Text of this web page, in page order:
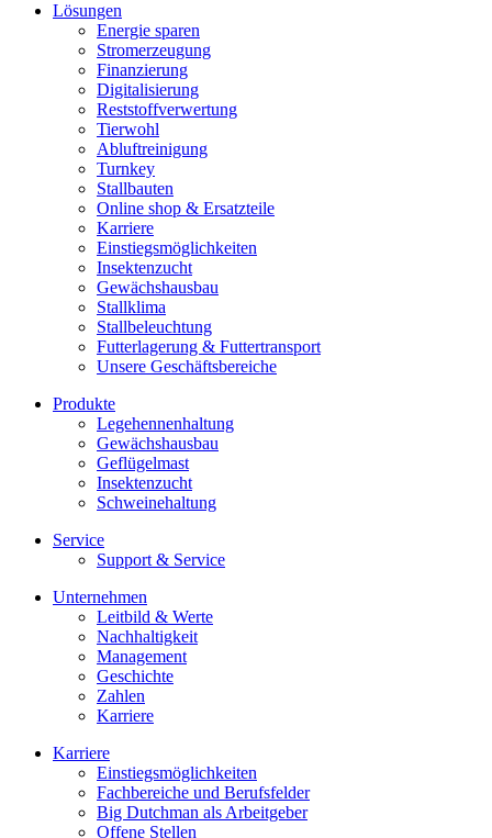
Lösungen
Energie sparen
Stromerzeugung
Finanzierung
Digitalisierung
Reststoffverwertung
Tierwohl
Abluftreinigung
Turnkey
Stallbauten
Online shop & Ersatzteile
Karriere
Einstiegsmöglichkeiten
Insektenzucht
Gewächshausbau
Stallklima
Stallbeleuchtung
Futterlagerung & Futtertransport
Unsere Geschäftsbereiche
Produkte
Legehennenhaltung
Gewächshausbau
Geflügelmast
Insektenzucht
Schweinehaltung
Service
Support & Service
Unternehmen
Leitbild & Werte
Nachhaltigkeit
Management
Geschichte
Zahlen
Karriere
Karriere
Einstiegsmöglichkeiten
Fachbereiche und Berufsfelder
Big Dutchman als Arbeitgeber
Offene Stellen